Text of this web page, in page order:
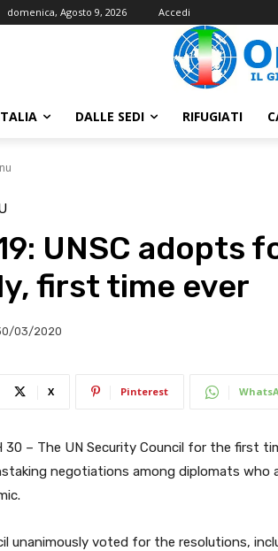
domenica, Agosto 9, 2026 Accedi
DALLE SEDI RIFUGIATI
UNSC adopts
first time ever
03/2020
X Pinterest
30 – The UN Security Council for the first
negotiations among diplomats who
unanimously voted for the resolutions,